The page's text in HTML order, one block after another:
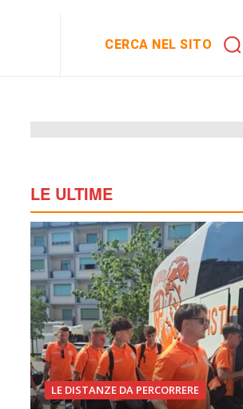
CERCA NEL SITO
LE ULTIME
LE DISTANZE DA PERCORRERE